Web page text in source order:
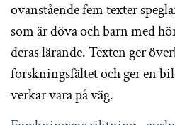
ovanstående fem texter
som är döva och barn med
deras lärande. Texten ger
forskningsfältet och ger en
verkar vara på väg.